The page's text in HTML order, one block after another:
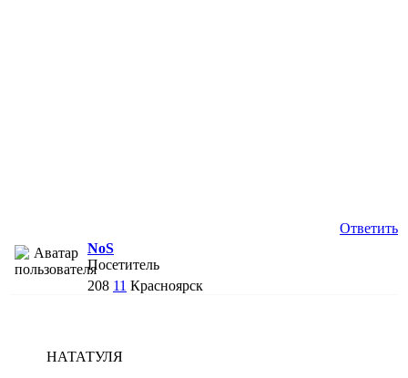
Ответить
NoS
Посетитель
208 11 Красноярск
НАТАТУЛЯ